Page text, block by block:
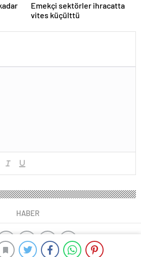
Emekçi sektörler ihracatta
vites küçülttü
HABER